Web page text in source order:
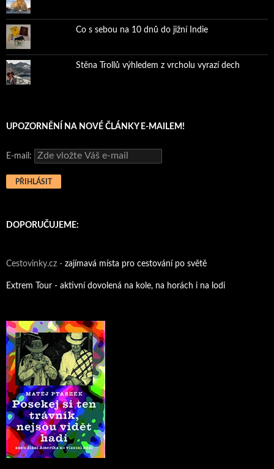
Co s sebou na 10 dnů do jižní Indie
Stěna Trollů výhledem z vrcholu vyrazí dech
UPOZORNĚNÍ NA NOVÉ ČLÁNKY E-MAILEM!
E-mail:
DOPORUČUJEME:
Cestovinky.cz - zajímavá místa pro cestování po světě
Extrem Tour - aktivní dovolená na kole, na horách i na lodi